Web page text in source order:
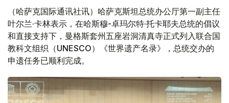
（哈萨克国际通讯社讯）哈萨克斯坦总统办公厅第一副主任
叶尔兰·卡林表示，在哈斯穆-卓玛尔特·托卡耶夫总统的倡议
和直接支持下，曼格斯套州五座岩洞清真寺正式列入联合国
教科文组织（UNESCO）《世界遗产名录》，总统交办的
申遗任务已顺利完成。